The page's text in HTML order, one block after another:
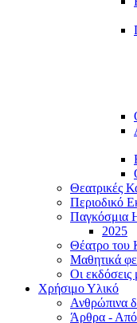
Θεατρικές
Περιοδικό
Παγκόσμια
2025
Θέατρο του
Μαθητικά
Οι εκδόσεις
Χρήσιμο Υλικό
Ανθρώπινα
Άρθρα -